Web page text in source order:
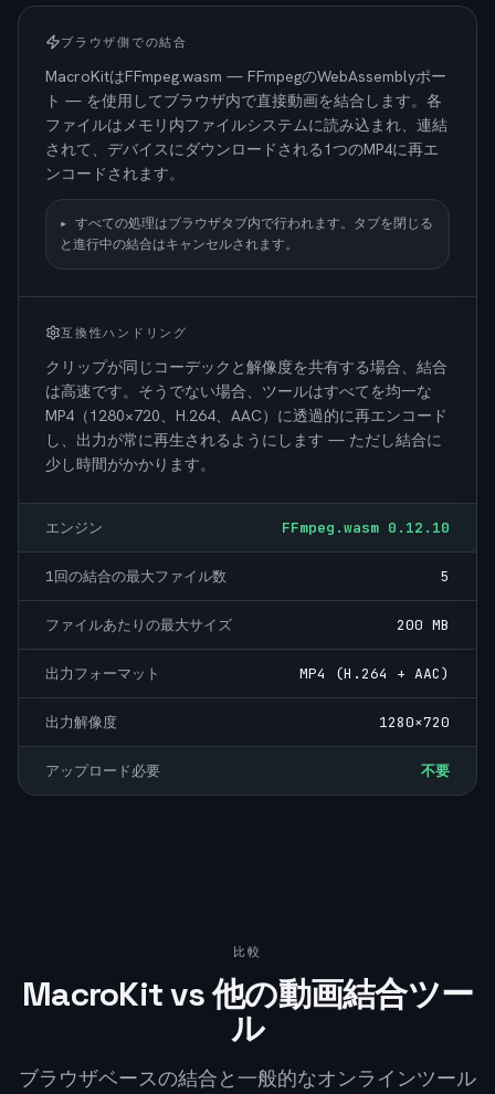
ブラウザ側での結合
MacroKitはFFmpeg.wasm — FFmpegのWebAssemblyポー
ト — を使用してブラウザ内で直接動画を結合します。各
ファイルはメモリ内ファイルシステムに読み込まれ、連結
されて、デバイスにダウンロードされる1つのMP4に再エ
ンコードされます。
▸ すべての処理はブラウザタブ内で行われます。タブを閉じる
と進行中の結合はキャンセルされます。
互換性ハンドリング
クリップが同じコーデックと解像度を共有する場合、結合
は高速です。そうでない場合、ツールはすべてを均一な
MP4（1280×720、H.264、AAC）に透過的に再エンコード
し、出力が常に再生されるようにします — ただし結合に
少し時間がかかります。
エンジン FFmpeg.wasm 0.12.10
1回の結合の最大ファイル数 5
ファイルあたりの最大サイズ 200 MB
出力フォーマット MP4 (H.264 + AAC)
出力解像度 1280×720
アップロード必要 不要
比較
MacroKit vs 他の動画結合ツー
ル
ブラウザベースの結合と一般的なオンラインツール